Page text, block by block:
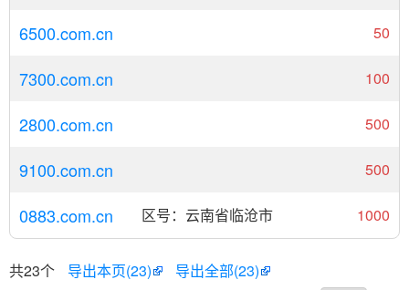
6500.com.cn 50
7300.com.cn 100
2800.com.cn 500
9100.com.cn 500
0883.com.cn 区号：云南省临沧市 1000
共23个 导出本页(23)
导出全部(23)